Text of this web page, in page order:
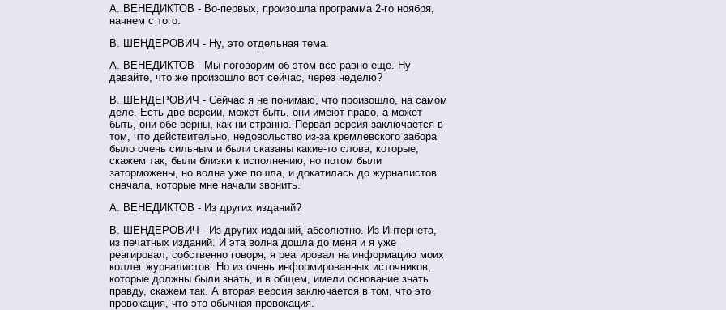
А. ВЕНЕДИКТОВ - Во-первых, произошла программа 2-го ноября,
начнем с того.
В. ШЕНДЕРОВИЧ - Ну, это отдельная тема.
А. ВЕНЕДИКТОВ - Мы поговорим об этом все равно еще. Ну
давайте, что же произошло вот сейчас, через неделю?
В. ШЕНДЕРОВИЧ - Сейчас я не понимаю, что произошло, на самом
деле. Есть две версии, может быть, они имеют право, а может
быть, они обе верны, как ни странно. Первая версия заключается в
том, что действительно, недовольство из-за кремлевского забора
было очень сильным и были сказаны какие-то слова, которые,
скажем так, были близки к исполнению, но потом были
заторможены, но волна уже пошла, и докатилась до журналистов
сначала, которые мне начали звонить.
А. ВЕНЕДИКТОВ - Из других изданий?
В. ШЕНДЕРОВИЧ - Из других изданий, абсолютно. Из Интернета,
из печатных изданий. И эта волна дошла до меня и я уже
реагировал, собственно говоря, я реагировал на информацию моих
коллег журналистов. Но из очень информированных источников,
которые должны были знать, и в общем, имели основание знать
правду, скажем так. А вторая версия заключается в том, что это
провокация, что это обычная провокация.